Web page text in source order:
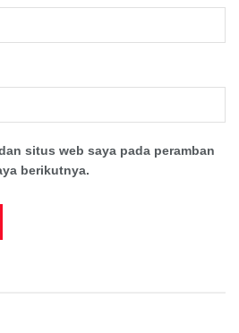
situs web saya pada peramban
berikutnya.